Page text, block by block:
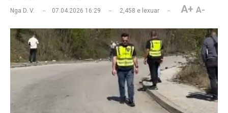
Nga D. V. 07.04.2026 16:29 2,458 e lexuar A+ A-